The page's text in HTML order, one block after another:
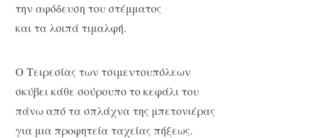
την αφόδευση του στέμματος
και τα λοιπά τιμαλφή.
Ο Τειρεσίας των τσιμεντουπόλεων
σκύβει κάθε σούρουπο το κεφάλι του
πάνω από τα σπλάχνα της μπετονιέρας
για μια προφητεία ταχείας πήξεως.